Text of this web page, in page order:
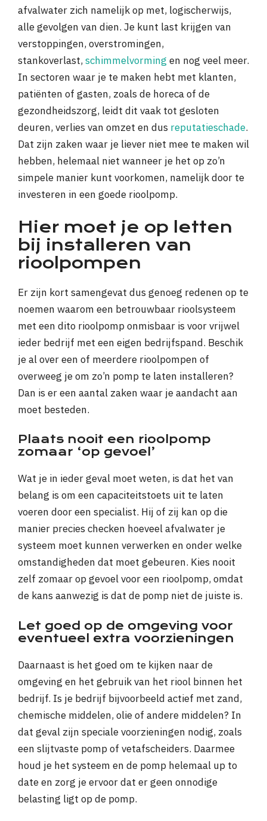
afvalwater zich namelijk op met, logischerwijs,
alle gevolgen van dien. Je kunt last krijgen van
verstoppingen, overstromingen,
stankoverlast, schimmelvorming en nog veel meer.
In sectoren waar je te maken hebt met klanten,
patiënten of gasten, zoals de horeca of de
gezondheidszorg, leidt dit vaak tot gesloten
deuren, verlies van omzet en dus reputatieschade.
Dat zijn zaken waar je liever niet mee te maken wil
hebben, helemaal niet wanneer je het op zo’n
simpele manier kunt voorkomen, namelijk door te
investeren in een goede rioolpomp.
Hier moet je op letten
bij installeren van
rioolpompen
Er zijn kort samengevat dus genoeg redenen op te
noemen waarom een betrouwbaar rioolsysteem
met een dito rioolpomp onmisbaar is voor vrijwel
ieder bedrijf met een eigen bedrijfspand. Beschik
je al over een of meerdere rioolpompen of
overweeg je om zo’n pomp te laten installeren?
Dan is er een aantal zaken waar je aandacht aan
moet besteden.
Plaats nooit een rioolpomp
zomaar ‘op gevoel’
Wat je in ieder geval moet weten, is dat het van
belang is om een capaciteitstoets uit te laten
voeren door een specialist. Hij of zij kan op die
manier precies checken hoeveel afvalwater je
systeem moet kunnen verwerken en onder welke
omstandigheden dat moet gebeuren. Kies nooit
zelf zomaar op gevoel voor een rioolpomp, omdat
de kans aanwezig is dat de pomp niet de juiste is.
Let goed op de omgeving voor
eventueel extra voorzieningen
Daarnaast is het goed om te kijken naar de
omgeving en het gebruik van het riool binnen het
bedrijf. Is je bedrijf bijvoorbeeld actief met zand,
chemische middelen, olie of andere middelen? In
dat geval zijn speciale voorzieningen nodig, zoals
een slijtvaste pomp of vetafscheiders. Daarmee
houd je het systeem en de pomp helemaal up to
date en zorg je ervoor dat er geen onnodige
belasting ligt op de pomp.